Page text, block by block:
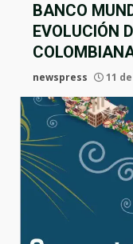
BANCO
EVOLUCIÓN
newspress 11